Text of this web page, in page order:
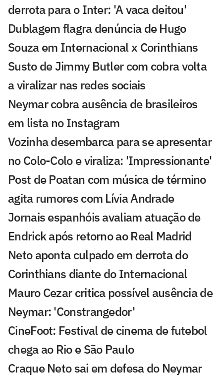
derrota para o Inter: 'A vaca deitou'
Dublagem flagra denúncia de Hugo
Souza em Internacional x Corinthians
Susto de Jimmy Butler com cobra volta
a viralizar nas redes sociais
Neymar cobra ausência de brasileiros
em lista no Instagram
Vozinha desembarca para se apresentar
no Colo-Colo e viraliza: 'Impressionante'
Post de Poatan com música de término
agita rumores com Lívia Andrade
Jornais espanhóis avaliam atuação de
Endrick após retorno ao Real Madrid
Neto aponta culpado em derrota do
Corinthians diante do Internacional
Mauro Cezar critica possível ausência de
Neymar: 'Constrangedor'
CineFoot: Festival de cinema de futebol
chega ao Rio e São Paulo
Craque Neto sai em defesa do Neymar